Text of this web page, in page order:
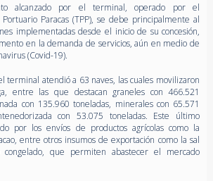
alcanzado por el terminal, operado por el
Paracas (TPP), se debe principalmente al
implementadas desde el inicio de su concesión,
en la demanda de servicios, aún en medio de
(Covid-19).
terminal atendió a 63 naves, las cuales movilizaron
entre las que destacan graneles con 466.521
con 135.960 toneladas, minerales con 65.571
con 53.075 toneladas. Este último
por los envíos de productos agrícolas como la
entre otros insumos de exportación como la sal
que permiten abastecer el mercado